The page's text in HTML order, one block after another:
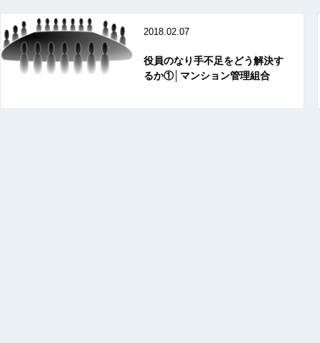
2018.02.07
役員のなり手不足をどう解決す
るか①│マンション管理組合